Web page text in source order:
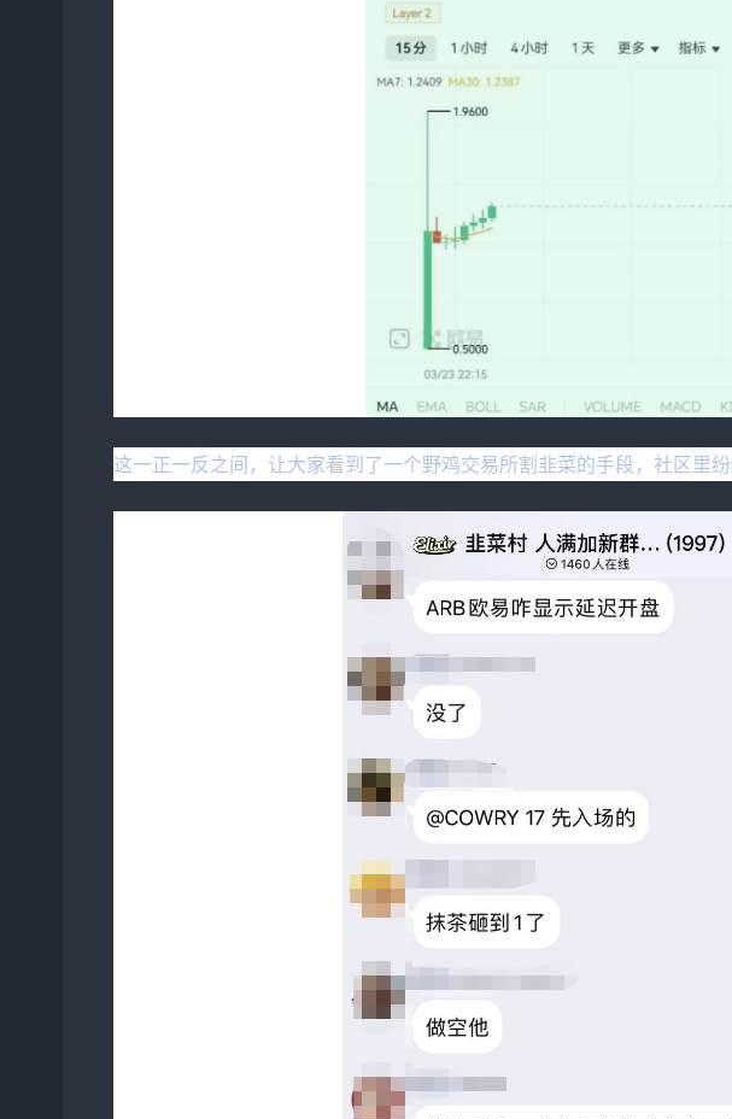
这一正一反之间，让大家看到了一个野鸡交易所割韭菜的手段，社区里纷